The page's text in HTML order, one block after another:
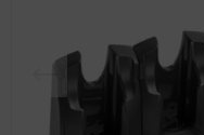
CD/DVD/BluRay
Netzwerkgeräte
Drucker
&
Tinten Minen